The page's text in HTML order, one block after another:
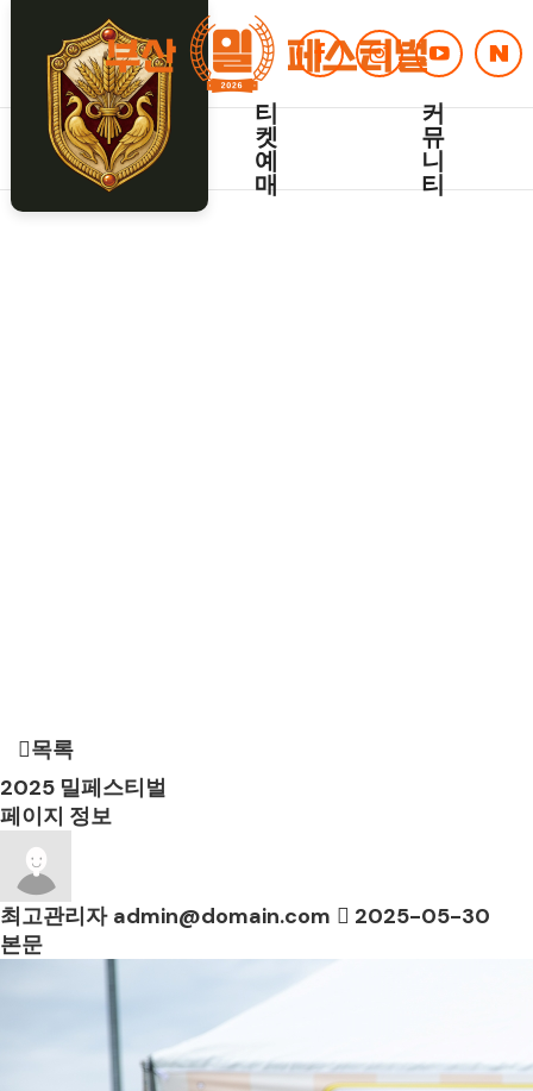
프
로
그
램
티
켓
예
매
커
뮤
니
티
목록
2025 밀페스티벌
페이지 정보
최고관리자 admin@domain.com
2025-05-30
본문